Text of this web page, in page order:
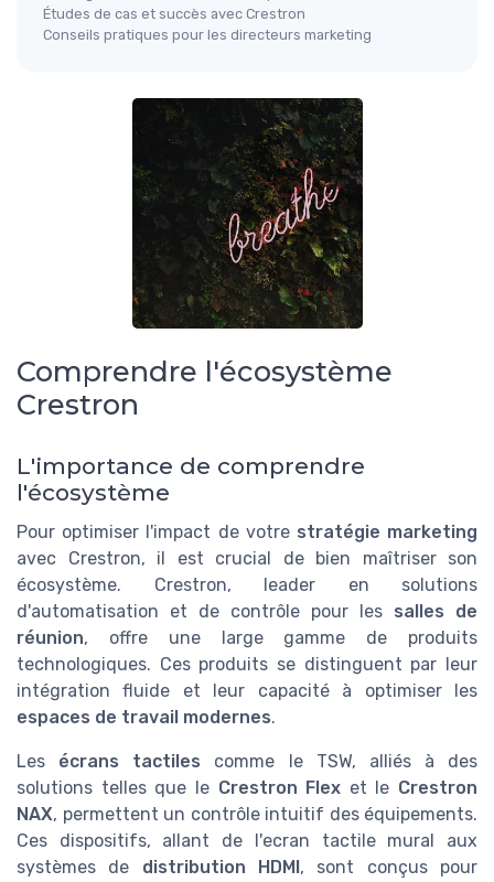
Études de cas et succès avec Crestron
Conseils pratiques pour les directeurs marketing
Comprendre l'écosystème
Crestron
L'importance de comprendre
l'écosystème
Pour optimiser l'impact de votre stratégie marketing
avec Crestron, il est crucial de bien maîtriser son
écosystème. Crestron, leader en solutions
d'automatisation et de contrôle pour les salles de
réunion, offre une large gamme de produits
technologiques. Ces produits se distinguent par leur
intégration fluide et leur capacité à optimiser les
espaces de travail modernes.
Les écrans tactiles comme le TSW, alliés à des
solutions telles que le Crestron Flex et le Crestron
NAX, permettent un contrôle intuitif des équipements.
Ces dispositifs, allant de l'ecran tactile mural aux
systèmes de distribution HDMI, sont conçus pour